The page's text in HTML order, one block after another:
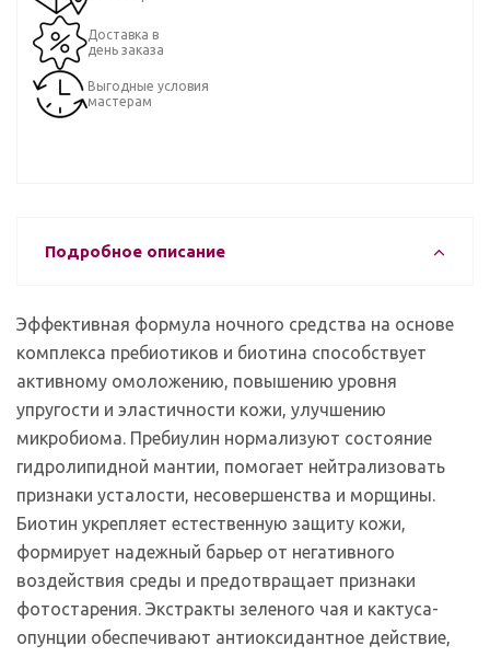
Доставка в
день заказа
Выгодные условия
мастерам
Подробное описание
Эффективная формула ночного средства на основе
комплекса пребиотиков и биотина способствует
активному омоложению, повышению уровня
упругости и эластичности кожи, улучшению
микробиома. Пребиулин нормализуют состояние
гидролипидной мантии, помогает нейтрализовать
признаки усталости, несовершенства и морщины.
Биотин укрепляет естественную защиту кожи,
формирует надежный барьер от негативного
воздействия среды и предотвращает признаки
фотостарения. Экстракты зеленого чая и кактуса-
опунции обеспечивают антиоксидантное действие,